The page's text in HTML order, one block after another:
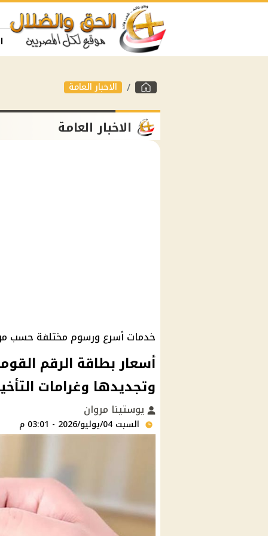
الاخبار العامة
الاخبار العامة
خدمات أسرع ورسوم مختلفة حسب
وتجديدها وغرامات
يوستينا مروان
السبت 04/يوليو/2026 - 03:01 م